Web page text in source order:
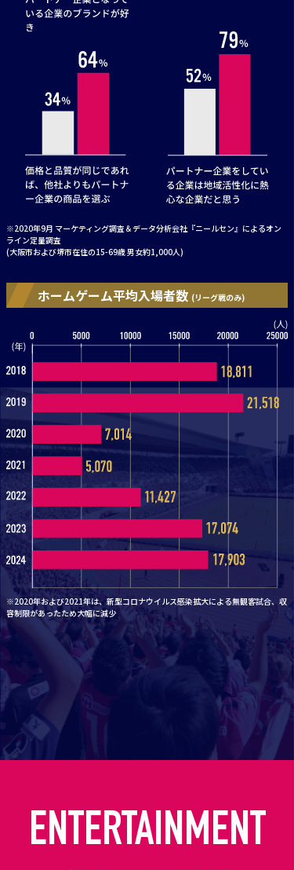
※2020年9月 マーケティング調査＆データ分析会社『ニールセン』によるオン
ライン定量調査
(大阪市および堺市在住の15-69歳 男女約1,000人)
ホームゲーム平均入場者数 (リーグ戦のみ)
※2020年および2021年は、新型コロナウイルス感染拡大による無観客試合、収
容制限があったため大幅に減少
ENTERTAINMENT